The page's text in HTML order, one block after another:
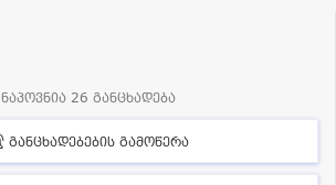
ნაპოვნია 26 განცხადება
განცხადებების გამოწერა